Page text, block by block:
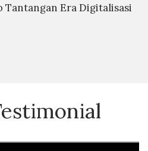
Tantangan Era Digitalisasi